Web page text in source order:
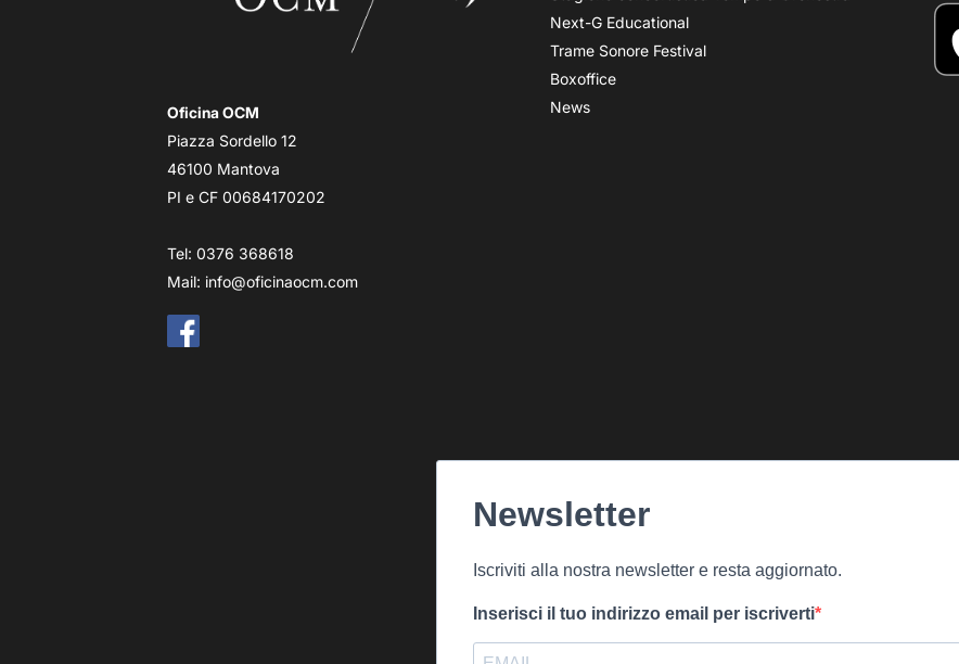
Oficina OCM
Piazza Sordello 12
46100 Mantova
PI e CF 00684170202
Tel: 0376 368618
Mail: info@oficinaocm.com
Next-G Educational
Trame Sonore Festival
Boxoffice
News
Newsletter
Iscriviti alla nostra newsletter e resta aggiornato.
Inserisci il tuo indirizzo email per iscriverti